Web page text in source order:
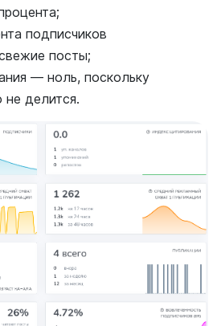
подписчиков
посты;
— ноль, поскольку
не делится.